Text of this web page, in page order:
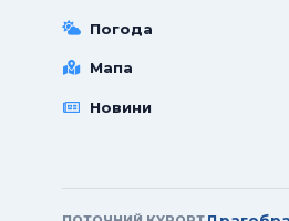
Погода
Мапа
Новини